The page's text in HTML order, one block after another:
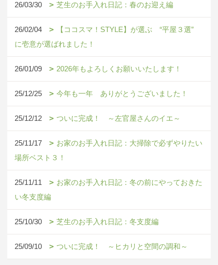
26/03/30 芝生のお手入れ日記：春のお迎え編
26/02/04
【ココスマ！STYLE】が選ぶ “平屋３選”
に壱意が選ばれました！
26/01/09 2026年もよろしくお願いいたします！
25/12/25 今年も一年 ありがとうございました！
25/12/12 ついに完成！ ～左官屋さんのイエ～
25/11/17
お家のお手入れ日記：大掃除で必ずやりたい
場所ベスト３！
25/11/11
お家のお手入れ日記：冬の前にやっておきた
い冬支度編
25/10/30 芝生のお手入れ日記：冬支度編
25/09/10 ついに完成！ ～ヒカリと空間の調和～